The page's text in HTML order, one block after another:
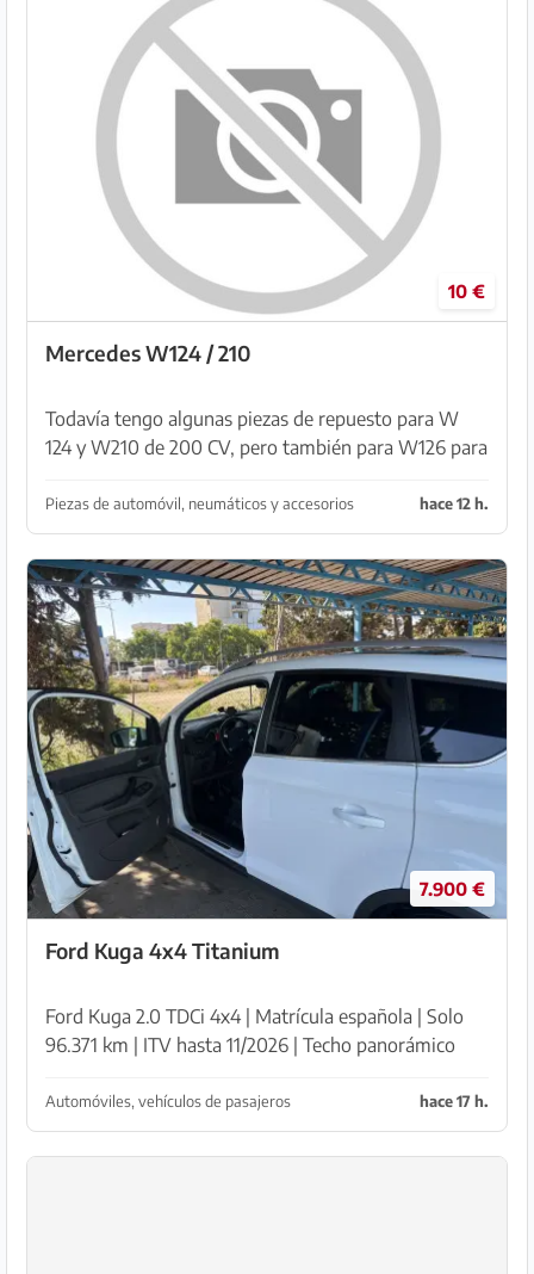
10 €
Mercedes W124 / 210
Todavía tengo algunas piezas de repuesto para W
124 y W210 de 200 CV, pero también para W126 para
Piezas de automóvil, neumáticos y accesorios hace 12 h.
7.900 €
Ford Kuga 4x4 Titanium
Ford Kuga 2.0 TDCi 4x4 | Matrícula española | Solo
96.371 km | ITV hasta 11/2026 | Techo panorámico
(tracción integral) Primera matriculación: 12/2...
Automóviles, vehículos de pasajeros hace 17 h.